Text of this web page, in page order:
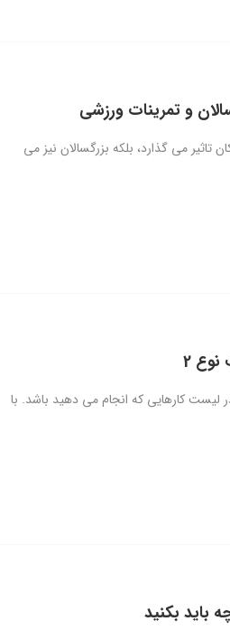
و تمرینات ورزشی
می گذارد، بلکه بزرگسالان نیز می
2
لیست کارهایی که انجام می دهید باشد. با
باید بکنید